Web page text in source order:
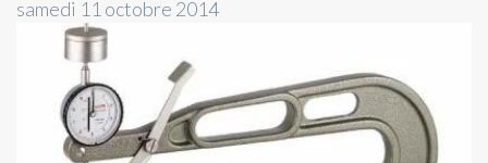
samedi 11 octobre 2014